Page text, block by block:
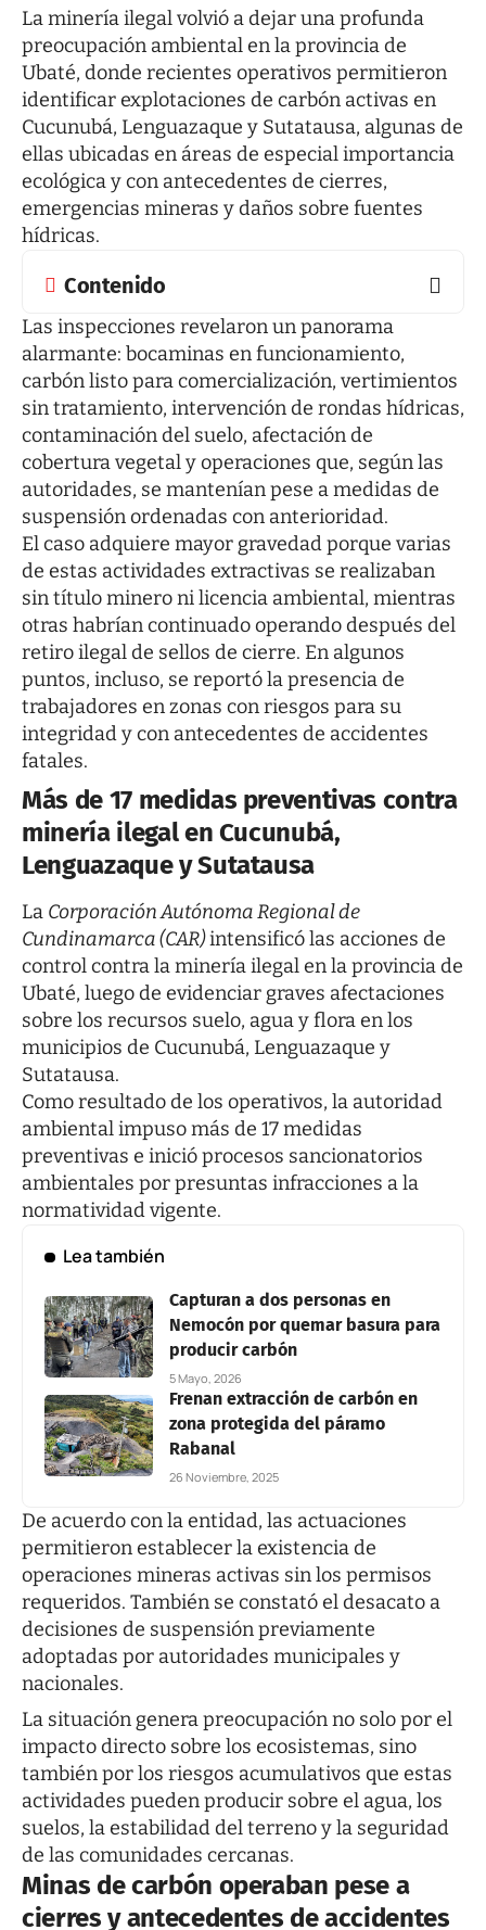
La minería ilegal volvió a dejar una profunda
preocupación ambiental en la provincia de
Ubaté, donde recientes operativos permitieron
identificar explotaciones de carbón activas en
Cucunubá, Lenguazaque y Sutatausa, algunas de
ellas ubicadas en áreas de especial importancia
ecológica y con antecedentes de cierres,
emergencias mineras y daños sobre fuentes
hídricas.
Contenido
Las inspecciones revelaron un panorama
alarmante: bocaminas en funcionamiento,
carbón listo para comercialización, vertimientos
sin tratamiento, intervención de rondas hídricas,
contaminación del suelo, afectación de
cobertura vegetal y operaciones que, según las
autoridades, se mantenían pese a medidas de
suspensión ordenadas con anterioridad.
El caso adquiere mayor gravedad porque varias
de estas actividades extractivas se realizaban
sin título minero ni licencia ambiental, mientras
otras habrían continuado operando después del
retiro ilegal de sellos de cierre. En algunos
puntos, incluso, se reportó la presencia de
trabajadores en zonas con riesgos para su
integridad y con antecedentes de accidentes
fatales.
Más de 17 medidas preventivas contra
minería ilegal en Cucunubá,
Lenguazaque y Sutatausa
La Corporación Autónoma Regional de
Cundinamarca (CAR)intensificó las acciones de
control contra la minería ilegal en la provincia de
Ubaté, luego de evidenciar graves afectaciones
sobre los recursos suelo, agua y flora en los
municipios de Cucunubá, Lenguazaque y
Sutatausa.
Como resultado de los operativos, la autoridad
ambiental impuso más de 17 medidas
preventivas e inició procesos sancionatorios
ambientales por presuntas infracciones a la
normatividad vigente.
Lea también
Capturan a dos personas en
Nemocón por quemar basura para
producir carbón
5 Mayo, 2026
Frenan extracción de carbón en
zona protegida del páramo
Rabanal
26 Noviembre, 2025
De acuerdo con la entidad, las actuaciones
permitieron establecer la existencia de
operaciones mineras activas sin los permisos
requeridos. También se constató el desacato a
decisiones de suspensión previamente
adoptadas por autoridades municipales y
nacionales.
La situación genera preocupación no solo por el
impacto directo sobre los ecosistemas, sino
también por los riesgos acumulativos que estas
actividades pueden producir sobre el agua, los
suelos, la estabilidad del terreno y la seguridad
de las comunidades cercanas.
Minas de carbón operaban pese a
cierres y antecedentes de accidentes